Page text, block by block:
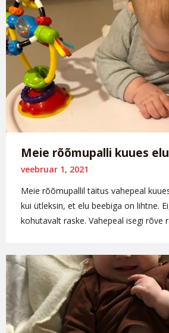
Meie rõõmupalli kuues
veebruar 1, 2021
Meie rõõmupallil täitus vahepeal
kui ütleksin, et elu beebiga on lihtne.
kohutavalt raske. Vahepeal isegi rõve